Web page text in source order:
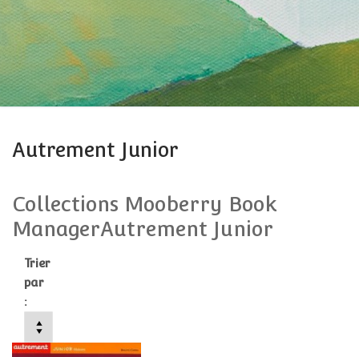
Autrement Junior
Collections Mooberry Book
ManagerAutrement Junior
Trier
par
: